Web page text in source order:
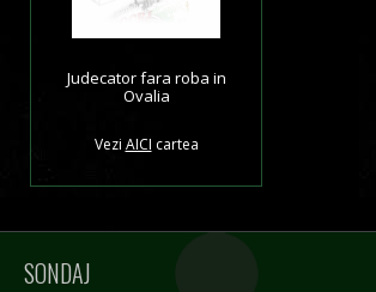
Judecator fara roba in
Ovalia
Vezi AICI cartea
SONDAJ